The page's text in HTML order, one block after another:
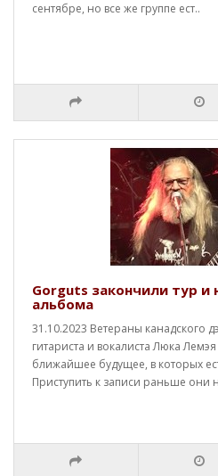
сентябре, но все же группе ест..
Gorguts закончили тур и
альбома
31.10.2023 Ветераны канадского
гитариста и вокалиста Люка
ближайшее будущее, в которых
Приступить к записи раньше они